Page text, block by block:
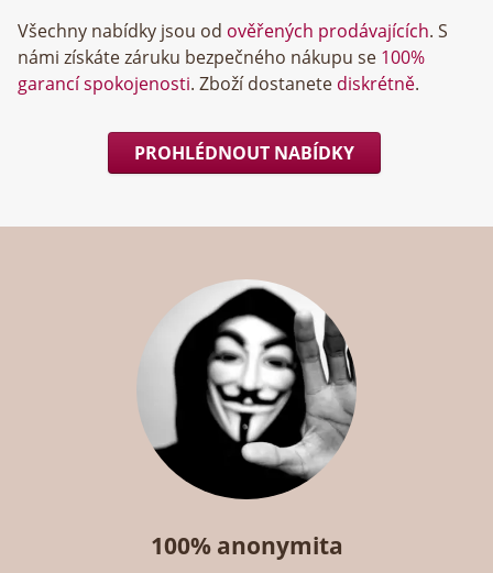
Všechny nabídky jsou od ověřených prodávajících. S
námi získáte záruku bezpečného nákupu se 100%
garancí spokojenosti. Zboží dostanete diskrétně.
PROHLÉDNOUT NABÍDKY
100% anonymita